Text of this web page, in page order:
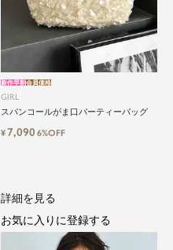
GIRL
スパンコールがま口パーティーバッグ
新作早割会員価格
¥7,0906%OFF
詳細を見る
お気に入りに登録する